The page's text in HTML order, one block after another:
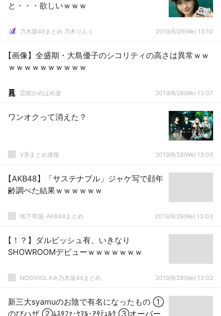
と・・・欲しいｗｗｗ
乃木坂46まとめ 乃木りんく 2019/8/28(We) 13:10
【画像】全盛期・大島優子のシコリティの高さは異常ｗｗ
ｗｗｗｗｗｗｗｗｗｗ
芸能かめはめ波 2019/8/28(We) 13:07
ワンオクって消えた？
V系まとめ速報 2019/8/28(We) 13:05
【AKB48】「サステナブル」ジャケ写で顔年
齢調べた結果ｗｗｗｗｗｗ
地下帝国-AKB48まとめ 2019/8/28(We) 13:03
【！？】ダルビッシュ有、いきなり
SHOWROOMデビューｗｗｗｗｗｗｗ
NOGIVIOLA＠乃木坂46まとめ 2019/8/28(We) 13:02
新三大syamuのお陰で有名になったもの ①
のびハザ ②ﾑｽﾀﾌｧ･ｹﾏﾙ･ｱﾀﾃｭﾙｸ ③オーバー